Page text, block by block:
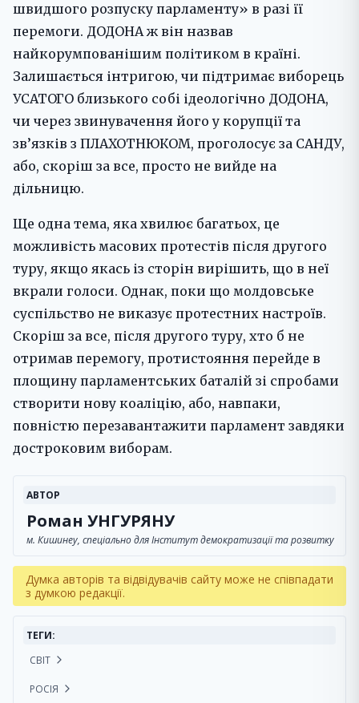
швидшого розпуску парламенту» в разі її
перемоги. ДОДОНА ж він назвав
найкорумпованішим політиком в країні.
Залишається інтригою, чи підтримає виборець
УСАТОГО близького собі ідеологічно ДОДОНА,
чи через звинувачення його у корупції та
зв’язків з ПЛАХОТНЮКОМ, проголосує за САНДУ,
або, скоріш за все, просто не вийде на
дільницю.
Ще одна тема, яка хвилює багатьох, це
можливість масових протестів після другого
туру, якщо якась із сторін вирішить, що в неї
вкрали голоси. Однак, поки що молдовське
суспільство не виказує протестних настроїв.
Скоріш за все, після другого туру, хто б не
отримав перемогу, протистояння перейде в
площину парламентських баталій зі спробами
створити нову коаліцію, або, навпаки,
повністю перезавантажити парламент завдяки
достроковим виборам.
АВТОР
Роман УНГУРЯНУ
м. Кишинеу, cпеціально для Інститут демократизації та розвитку
Думка авторів та відвідувачів сайту може не співпадати
з думкою редакції.
ТЕГИ:
СВІТ
РОСІЯ